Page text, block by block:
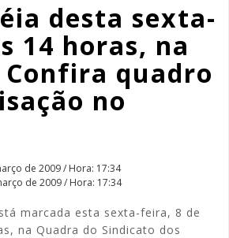
desta sexta-
14 horas, na
quadro
no
de 2009 / Hora: 17:34
de 2009 / Hora: 17:34
marcada esta sexta-feira, 8 de
na Quadra do Sindicato dos